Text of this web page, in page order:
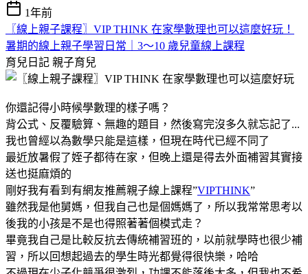
1年前
〖線上親子課程〗VIP THINK 在家學數理也可以這麼好玩！
暑期的線上親子學習日常｜3～10 歲兒童線上課程
育兒日記 親子育兒
你還記得小時候學數理的樣子嗎？
背公式、反覆驗算、無趣的題目，然後寫完沒多久就忘記了...
我也曾經以為數學只能是這樣，但現在時代已經不同了
最近放暑假了姪子都待在家，但晚上還是得去外面補習其實接
送也挺麻煩的
剛好我有看到有網友推薦親子線上課程”VIPTHINK”
雖然我是他舅媽，但我自己也是個媽媽了，所以我常常思考以
後我的小孩是不是也得照著著個模式走？
畢竟我自己是比較反抗去傳統補習班的，以前就學時也很少補
習，所以回想起過去的學生時光都覺得很快樂，哈哈